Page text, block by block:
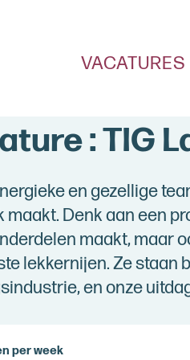
VACATURES
: TIG
en gezellige
maakt. Denk aan een
maakt, maar
lekkernijen. Ze staan
en onze
per week